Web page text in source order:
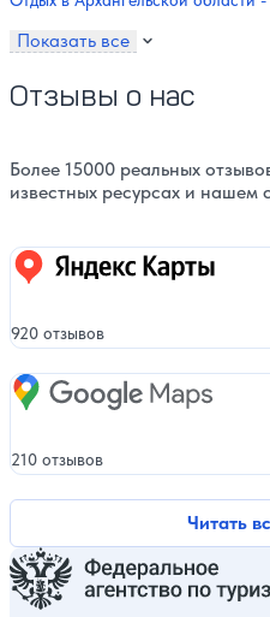
Показать все
Отзывы о нас
Более 15000 реальных
известных ресурсах и нашем
Читать
Яндекс карты
920 отзывов
Google Maps
210 отзывов